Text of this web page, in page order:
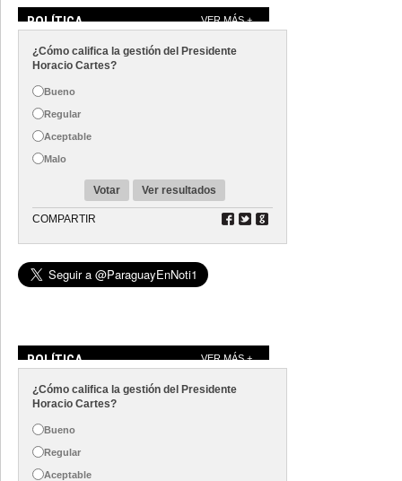
POLÍTICA VER MÁS +
¿Cómo califica la gestión del Presidente
Horacio Cartes?
Bueno
Regular
Aceptable
Malo
Votar Ver resultados
COMPARTIR
POLÍTICA VER MÁS +
¿Cómo califica la gestión del Presidente
Horacio Cartes?
Bueno
Regular
Aceptable